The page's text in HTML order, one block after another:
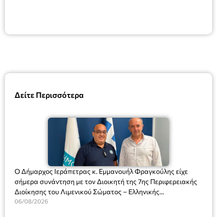
Δείτε Περισσότερα
Ο Δήμαρχος Ιεράπετρας κ. Εμμανουήλ Φραγκούλης είχε
σήμερα συνάντηση με τον Διοικητή της 7ης Περιφερειακής
Διοίκησης του Λιμενικού Σώματος – Ελληνικής
Ακτοφυλακής (Λ.Σ.-ΕΛ.ΑΚΤ.), Αρχιπλοίαρχο Λ.Σ. κ. Ιωάννη
06/08/2026